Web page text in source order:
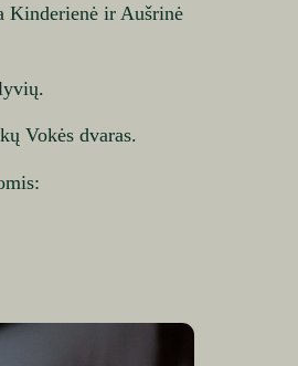
Kinderienė ir Aušrinė
Vokės dvaras.